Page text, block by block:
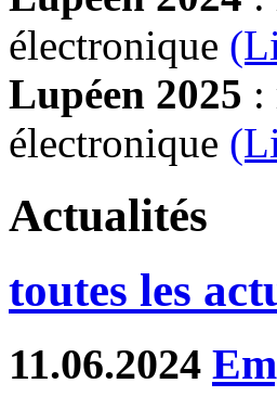
électronique
Lupéen 2025 :
électronique (L
Actualités
toutes les
11.06.2024